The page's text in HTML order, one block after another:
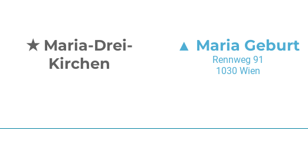
Maria-Drei-
Kirchen
Maria Geburt
Rennweg 91
1030 Wien